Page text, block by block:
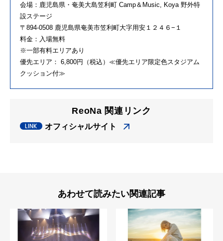
会場：鹿児島県・奄美大島笠利町 Camp＆Music, Koya 野外特
設ステージ
〒894-0508 鹿児島県奄美市笠利町大字用安１２４６−１
料金：入場無料
※一部有料エリアあり
優先エリア： 6,800円（税込）≪優先エリア限定色スタジアム
クッション付≫
ReoNa 関連リンク
オフィシャルサイト
あわせて読みたい関連記事